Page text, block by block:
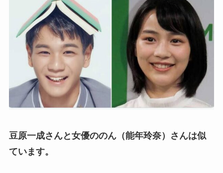
豆原一成さんと女優ののん（能年玲奈）さんは似
ています。